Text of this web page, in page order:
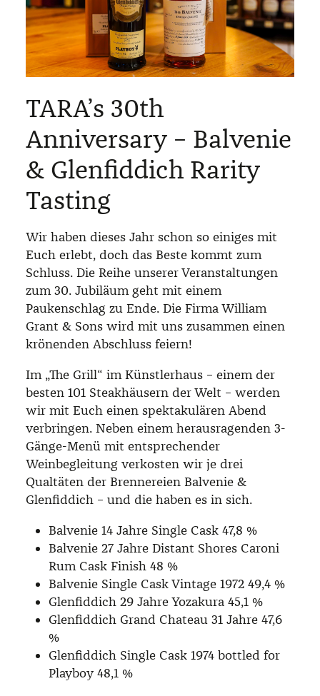
TARA’s 30th
Anniversary – Balvenie
& Glenfiddich Rarity
Tasting
Wir haben dieses Jahr schon so einiges mit
Euch erlebt, doch das Beste kommt zum
Schluss. Die Reihe unserer Veranstaltungen
zum 30. Jubiläum geht mit einem
Paukenschlag zu Ende. Die Firma William
Grant & Sons wird mit uns zusammen einen
krönenden Abschluss feiern!
Im „The Grill“ im Künstlerhaus – einem der
besten 101 Steakhäusern der Welt – werden
wir mit Euch einen spektakulären Abend
verbringen. Neben einem herausragenden 3-
Gänge-Menü mit entsprechender
Weinbegleitung verkosten wir je drei
Qualtäten der Brennereien Balvenie &
Glenfiddich – und die haben es in sich.
Balvenie 14 Jahre Single Cask 47,8 %
Balvenie 27 Jahre Distant Shores Caroni
Rum Cask Finish 48 %
Balvenie Single Cask Vintage 1972 49,4 %
Glenfiddich 29 Jahre Yozakura 45,1 %
Glenfiddich Grand Chateau 31 Jahre 47,6
%
Glenfiddich Single Cask 1974 bottled for
Playboy 48,1 %